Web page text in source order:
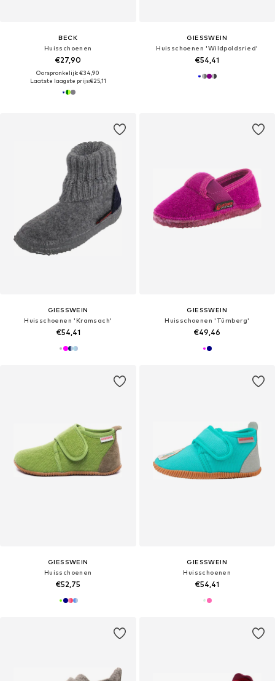
BECK
Huisschoenen
€27,90
Oorspronkelijk: €34,90
Laatste laagste prijs:€25,11
GIESSWEIN
Huisschoenen 'Wildpoldsried'
€54,41
GIESSWEIN
Huisschoenen 'Kramsach'
€54,41
GIESSWEIN
Huisschoenen 'Türnberg'
€49,46
GIESSWEIN
Huisschoenen
€52,75
GIESSWEIN
Huisschoenen
€54,41